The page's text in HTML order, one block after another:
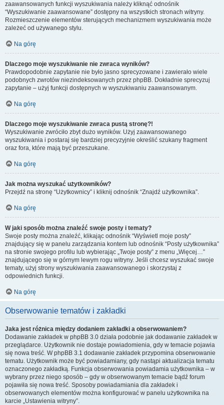
zaawansowanych funkcji wyszukiwania należy kliknąć odnośnik
“Wyszukiwanie zaawansowane” dostępny na wszystkich stronach witryny.
Rozmieszczenie elementów sterujących mechanizmem wyszukiwania może
zależeć od używanego stylu.
Na górę
Dlaczego moje wyszukiwanie nie zwraca wyników?
Prawdopodobnie zapytanie nie było jasno sprecyzowane i zawierało wiele
podobnych zwrotów niezindeksowanych przez phpBB. Dokładnie sprecyzuj
zapytanie – użyj funkcji dostępnych w wyszukiwaniu zaawansowanym.
Na górę
Dlaczego moje wyszukiwanie zwraca pustą stronę?!
Wyszukiwanie zwróciło zbyt dużo wyników. Użyj zaawansowanego
wyszukiwania i postaraj się bardziej precyzyjnie określić szukany fragment
oraz fora, które mają być przeszukane.
Na górę
Jak można wyszukać użytkowników?
Przejdź na stronę “Użytkownicy” i kliknij odnośnik “Znajdź użytkownika”.
Na górę
W jaki sposób można znaleźć swoje posty i tematy?
Swoje posty można znaleźć, klikając odnośnik “Wyświetl moje posty”
znajdujący się w panelu zarządzania kontem lub odnośnik “Posty użytkownika”
na stronie swojego profilu lub wybierając „Twoje posty” z menu „Więcej…”
znajdującego się w górnym lewym rogu witryny. Jeśli chcesz wyszukać swoje
tematy, użyj strony wyszukiwania zaawansowanego i skorzystaj z
odpowiednich funkcji.
Na górę
Obserwowanie tematów i zakładki
Jaka jest różnica między dodaniem zakładki a obserwowaniem?
Dodawanie zakładek w phpBB 3.0 działa podobnie jak dodawanie zakładek w
przeglądarce. Użytkownik nie dostaje powiadomienia, gdy w temacie pojawia
się nowa treść. W phpBB 3.1 dodawanie zakładek przypomina obserwowanie
tematu. Użytkownik może być powiadamiany, gdy nastąpi aktualizacja tematu
oznaczonego zakładką. Funkcja obserwowania powiadamia użytkownika – w
wybrany przez niego sposób – gdy w obserwowanym temacie bądź forum
pojawiła się nowa treść. Sposoby powiadamiania dla zakładek i
obserwowanych elementów można konfigurować w panelu użytkownika na
karcie „Ustawienia witryny”.